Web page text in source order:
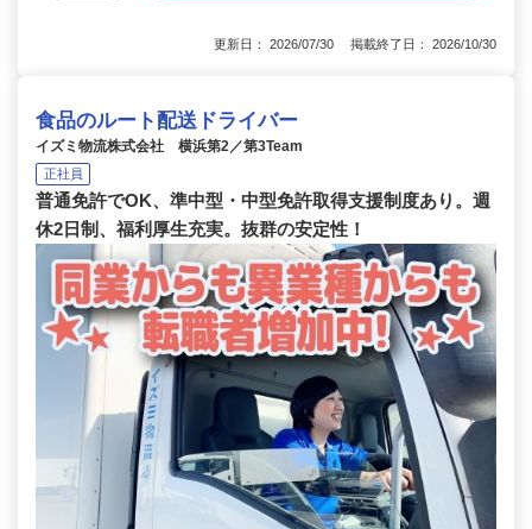
更新日： 2026/07/30 掲載終了日： 2026/10/30
食品のルート配送ドライバー
イズミ物流株式会社 横浜第2／第3Team
正社員
普通免許でOK、準中型・中型免許取得支援制度あり。週
休2日制、福利厚生充実。抜群の安定性！